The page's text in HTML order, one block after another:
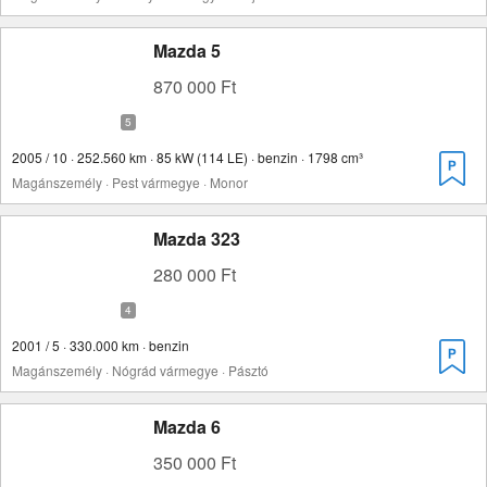
Mazda 5
870 000 Ft
2005 / 10 · 252.560 km · 85 kW (114 LE) · benzin · 1798 cm³
Magánszemély · Pest vármegye · Monor
Mazda 323
280 000 Ft
2001 / 5 · 330.000 km · benzin
Magánszemély · Nógrád vármegye · Pásztó
Mazda 6
350 000 Ft